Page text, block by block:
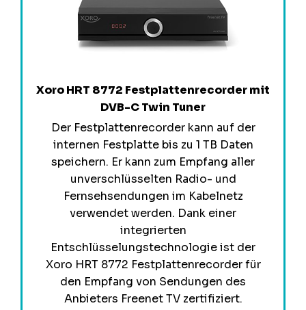
Xoro HRT 8772 Festplattenrecorder mit
DVB-C Twin Tuner
Der Festplattenrecorder kann auf der
internen Festplatte bis zu 1 TB Daten
speichern. Er kann zum Empfang aller
unverschlüsselten Radio- und
Fernsehsendungen im Kabelnetz
verwendet werden. Dank einer
integrierten
Entschlüsselungstechnologie ist der
Xoro HRT 8772 Festplattenrecorder für
den Empfang von Sendungen des
Anbieters Freenet TV zertifiziert.